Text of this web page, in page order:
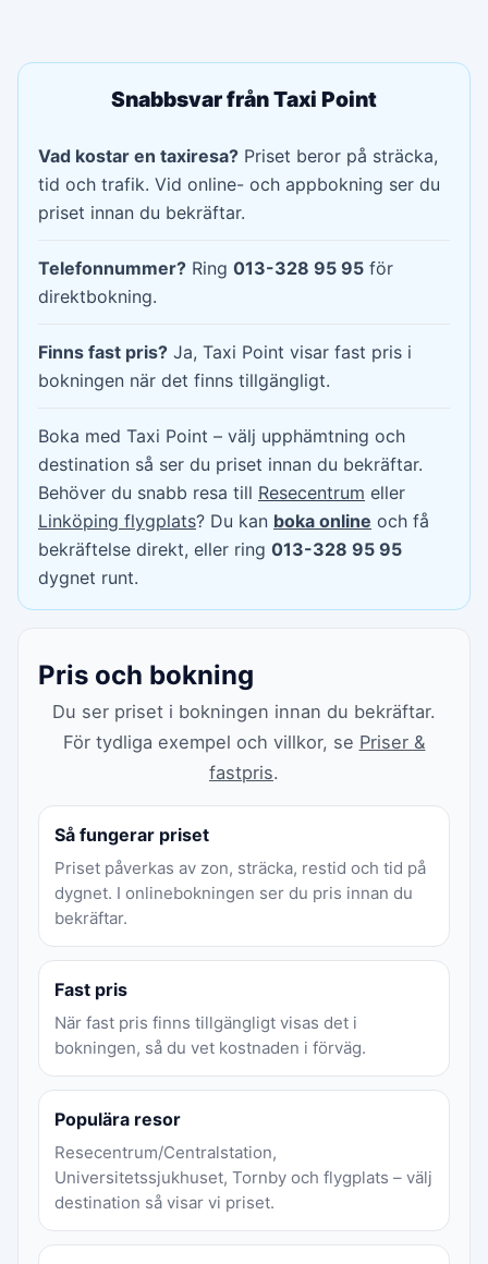
Snabbsvar från Taxi Point
Vad kostar en taxiresa? Priset beror på sträcka,
tid och trafik. Vid online- och appbokning ser du
priset innan du bekräftar.
Telefonnummer? Ring 013-328 95 95 för
direktbokning.
Finns fast pris? Ja, Taxi Point visar fast pris i
bokningen när det finns tillgängligt.
Boka med Taxi Point – välj upphämtning och
destination så ser du priset innan du bekräftar.
Behöver du snabb resa till Resecentrum eller
Linköping flygplats? Du kan boka online och få
bekräftelse direkt, eller ring 013-328 95 95
dygnet runt.
Pris och bokning
Du ser priset i bokningen innan du bekräftar.
För tydliga exempel och villkor, se Priser &
fastpris.
Så fungerar priset
Priset påverkas av zon, sträcka, restid och tid på
dygnet. I onlinebokningen ser du pris innan du
bekräftar.
Fast pris
När fast pris finns tillgängligt visas det i
bokningen, så du vet kostnaden i förväg.
Populära resor
Resecentrum/Centralstation,
Universitetssjukhuset, Tornby och flygplats – välj
destination så visar vi priset.